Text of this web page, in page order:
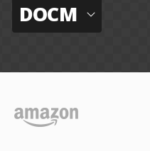
DOCM